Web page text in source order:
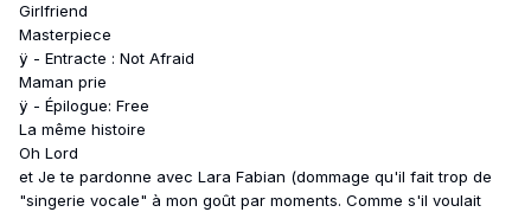
Girlfriend
Masterpiece
ÿ - Entracte : Not Afraid
Maman prie
ÿ - Épilogue: Free
La même histoire
Oh Lord
et Je te pardonne avec Lara Fabian (dommage qu'il fait trop de
"singerie vocale" à mon goût par moments. Comme s'il voulait